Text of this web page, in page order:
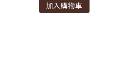
加入購物車